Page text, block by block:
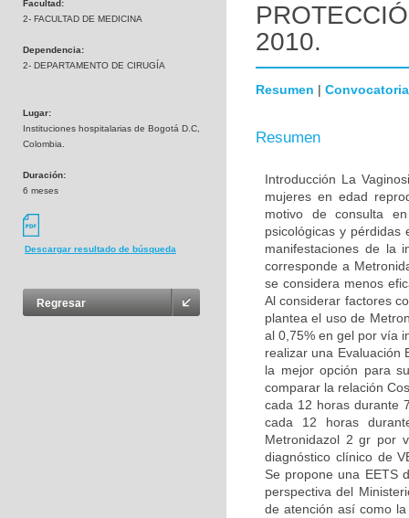
Facultad:
2- FACULTAD DE MEDICINA
Dependencia:
2- DEPARTAMENTO DE CIRUGÍA
Lugar:
Instituciones hospitalarias de Bogotá D.C,
Colombia.
Duración:
6 meses
Descargar resultado de búsqueda
Regresar
2010.
Resumen | Convocatoria
Resumen
Introducción La
mujeres en edad
motivo de consulta
psicológicas y pérdidas
manifestaciones de la
corresponde a
se considera menos
Al considerar factores
plantea el uso de
al 0,75% en gel por vía
realizar una Evaluación
la mejor opción para
comparar la relación
cada 12 horas durante
cada 12 horas
Metronidazol 2 gr por
diagnóstico clínico de
Se propone una EETS
perspectiva del
de atención así como